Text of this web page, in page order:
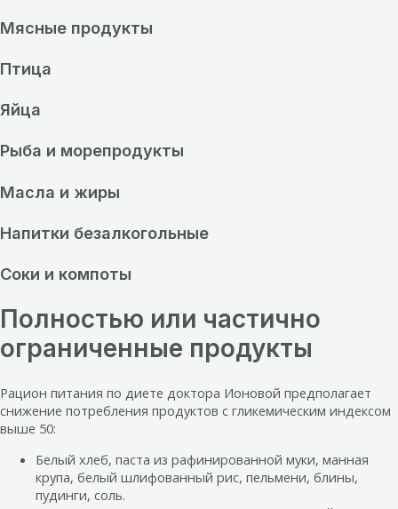
Мясные продукты
Птица
Яйца
Рыба и морепродукты
Масла и жиры
Напитки безалкогольные
Соки и компоты
Полностью или частично
ограниченные продукты
Рацион питания по диете доктора Ионовой предполагает
снижение потребления продуктов с гликемическим индексом
выше 50:
Белый хлеб, паста из рафинированной муки, манная
крупа, белый шлифованный рис, пельмени, блины,
пудинги, соль.